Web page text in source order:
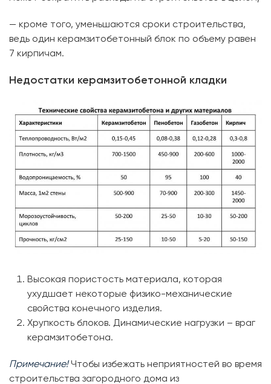
— кроме того, уменьшаются сроки строительства,
ведь один керамзитобетонный блок по объему равен
7 кирпичам.
Недостатки керамзитобетонной кладки
Высокая пористость материала, которая
ухудшает некоторые физико-механические
свойства конечного изделия.
Хрупкость блоков. Динамические нагрузки – враг
керамзитобетона.
Примечание!Чтобы избежать неприятностей во время
строительства загородного дома из